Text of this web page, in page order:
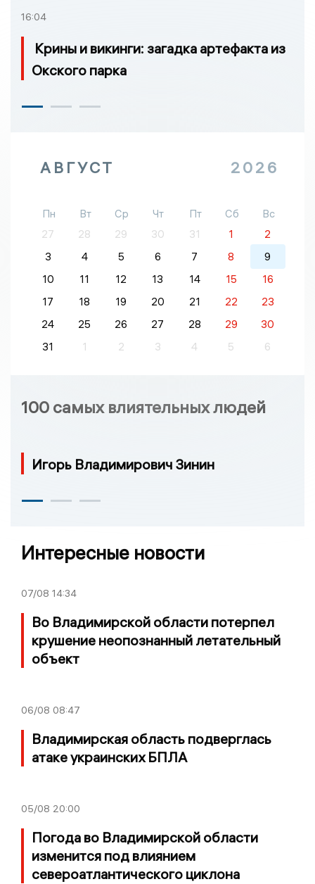
16:04
Крины и викинги: загадка артефакта из
Окского парка
АВГУСТ 2026
Пн Вт Ср Чт Пт Сб
Вс
27
28 29 30 31 1
2
3
4 5 6 7 8
9
10
11 12 13 14 15
16
17
18 19 20 21 22
23
24
25 26 27 28 29
30
31
1 2 3 4 5 6
100 самых влиятельных людей
Игорь Владимирович Зинин
Интересные новости
07/08 14:34
Во Владимирской области потерпел
крушение неопознанный летательный
объект
06/08 08:47
Владимирская область подверглась
атаке украинских БПЛА
05/08 20:00
Погода во Владимирской области
изменится под влиянием
североатлантического циклона